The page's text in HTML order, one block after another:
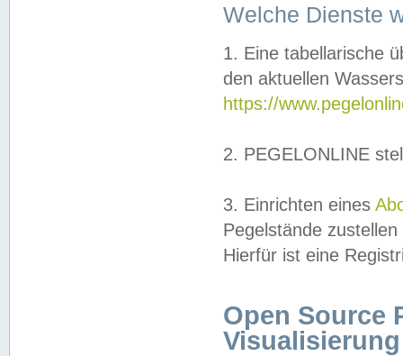
Welche Dienste
1. Eine tabellarische
den aktuellen
https://
2. PEGELONLINE
3. Einrichten eines
Pegelstände
Hierfür ist eine
Open Source
Visualisierung